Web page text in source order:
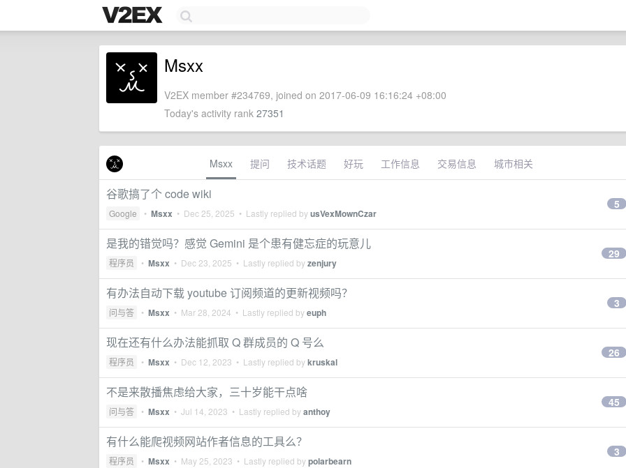
Msxx
V2EX member #234769, joined on 2017-06-09 16:16:24 +08:00
Today's activity rank 27351
Msxx 提问 技术话题 好玩 工作信息 交易信息 城市相关
谷歌搞了个 code wiki
Google • Msxx • Dec 25, 2025 • Lastly replied byusVexMownCzar
5
是我的错觉吗？感觉 Gemini 是个患有健忘症的玩意儿
程序员 • Msxx • Dec 23, 2025 • Lastly replied byzenjury
29
有办法自动下载 youtube 订阅频道的更新视频吗？
问与答 • Msxx • Mar 28, 2024 • Lastly replied byeuph
3
现在还有什么办法能抓取 Q 群成员的 Q 号么
程序员 • Msxx • Dec 12, 2023 • Lastly replied bykruskal
26
不是来散播焦虑给大家，三十岁能干点啥
问与答 • Msxx • Jul 14, 2023 • Lastly replied byanthoy
45
有什么能爬视频网站作者信息的工具么？
程序员 • Msxx • May 25, 2023 • Lastly replied bypolarbearn
3